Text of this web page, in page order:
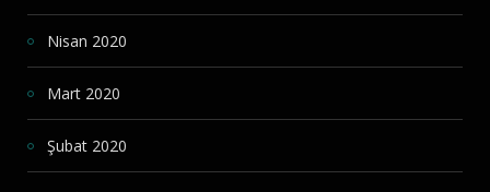
Nisan 2020
Mart 2020
Şubat 2020